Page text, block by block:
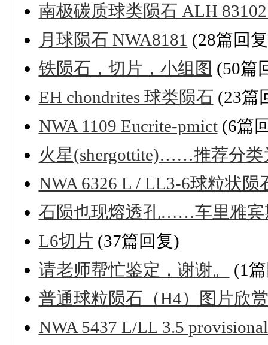
南极碳质球类陨石 ALH
月球陨石 NWA8181 (28篇回
铁陨石，切片，小组图 (50篇
EH chondrites 球类陨石 (23篇
NWA 1109 Eucrite-pmict(6篇
火星(shergottite)……推荐分类
NWA 6326 L / LL3-6球粒状陨
石陨也现熔透孔……车里雅宾
L6切片 (37篇回复)
请老师帮忙鉴定，谢谢。
(1
普通球粒陨石（H4）图片欣赏
NWA 5437 L/LL 3.5